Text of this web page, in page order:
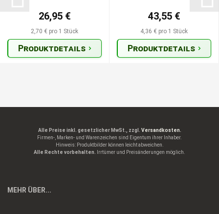
26,95 €
2,70 € pro 1 Stück
Produktdetails
43,55 €
4,36 € pro 1 Stück
Produktdetails
Alle Preise inkl. gesetzlicher MwSt., zzgl. Versandkosten.
Firmen-, Marken- und Warenzeichen sind Eigentum ihrer Inhaber.
Hinweis: Produktbilder können leicht abweichen.
Alle Rechte vorbehalten. Irrtümer und Preisänderungen möglich.
MEHR ÜBER...